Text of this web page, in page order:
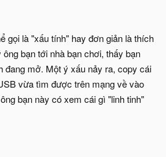
gọi là "xấu tính" hay đơn giản là thích
bạn tới nhà bạn chơi, thấy bạn
đang mở. Một ý xấu nảy ra, copy cái
vừa tìm được trên mạng về vào
bạn này có xem cái gì "linh tinh"